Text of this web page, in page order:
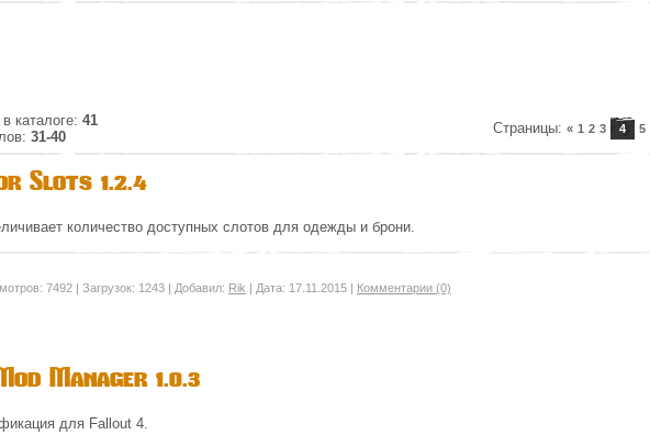
каталоге: 41
: 31-40
Страницы: « 1 2 3 4 5
Slots 1.2.4
количество доступных слотов для одежды и брони.
7492 | Загрузок: 1243 | Добавил: Rik | Дата: 17.11.2015 | Комментарии (0)
Manager 1.0.3
для Fallout 4.